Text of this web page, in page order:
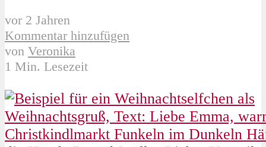
vor 2 Jahren
Kommentar hinzufügen
von Veronika
1 Min. Lesezeit